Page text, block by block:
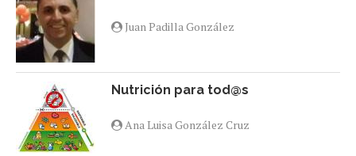
Juan Padilla González
Nutrición para tod@s
Ana Luisa González Cruz